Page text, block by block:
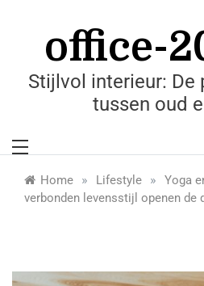
office-
Stijlvol interieur: De
tussen oud
Home » Lifestyle »
Yoga
verbonden levensstijl openen de